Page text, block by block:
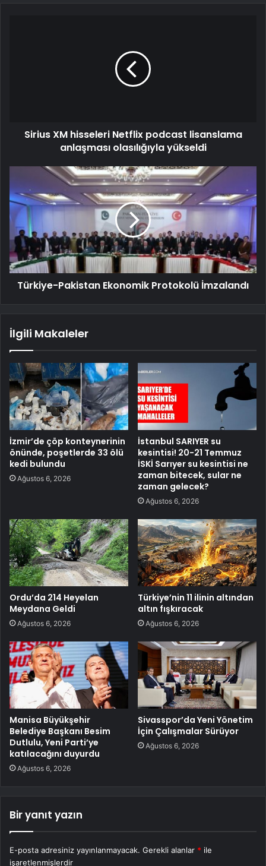
Sirius XM hisseleri Netflix podcast lisanslama
anlaşması olasılığıyla yükseldi
Türkiye-Pakistan Ekonomik Protokolü İmzalandı
İlgili Makaleler
İzmir’de çöp konteynerinin
önünde, poşetlerde 33 ölü
kedi bulundu
Ağustos 6, 2026
İstanbul SARIYER su
kesintisi! 20-21 Temmuz
İSKİ Sarıyer su kesintisi ne
zaman bitecek, sular ne
zaman gelecek?
Ağustos 6, 2026
Ordu’da 214 Heyelan
Meydana Geldi
Ağustos 6, 2026
Türkiye’nin 11 ilinin altından
altın fışkıracak
Ağustos 6, 2026
Manisa Büyükşehir
Belediye Başkanı Besim
Dutlulu, Yeni Parti’ye
katılacağını duyurdu
Ağustos 6, 2026
Sivasspor’da Yeni Yönetim
İçin Çalışmalar Sürüyor
Ağustos 6, 2026
Bir yanıt yazın
E-posta adresiniz yayınlanmayacak. Gerekli alanlar * ile
işaretlenmişlerdir